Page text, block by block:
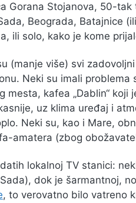
Gorana Stojanova, 50-
Beograda, Batajnice
ili solo, kako je kome
(manje više) svi
Neki su imali
mesta, kafea „Dablin“
uz klima uređaj i
Neki su, kao i Mare,
amatera (zbog
lokalnoj TV stanici:
dok je šarmantnoj,
, to verovatno bilo vatreno